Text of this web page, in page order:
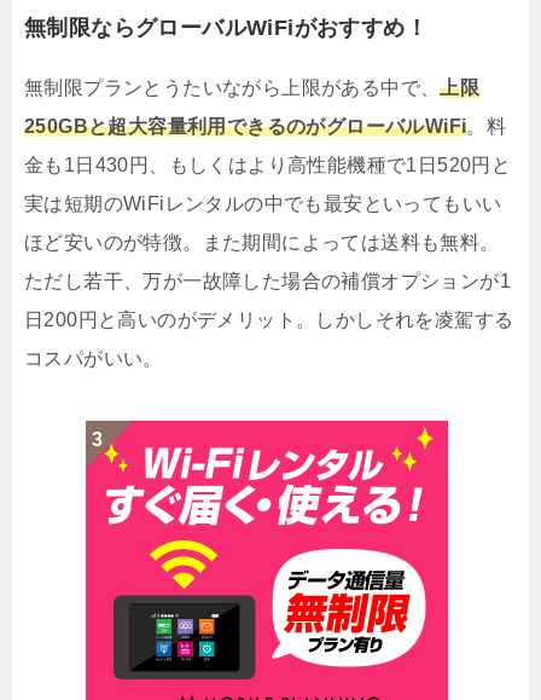
無制限ならグローバルWiFiがおすすめ！
無制限プランとうたいながら上限がある中で、上限
250GBと超大容量利用できるのがグローバルWiFi。料
金も1日430円、もしくはより高性能機種で1日520円と
実は短期のWiFiレンタルの中でも最安といってもいい
ほど安いのが特徴。また期間によっては送料も無料。
ただし若干、万が一故障した場合の補償オプションが1
日200円と高いのがデメリット。しかしそれを凌駕する
コスパがいい。